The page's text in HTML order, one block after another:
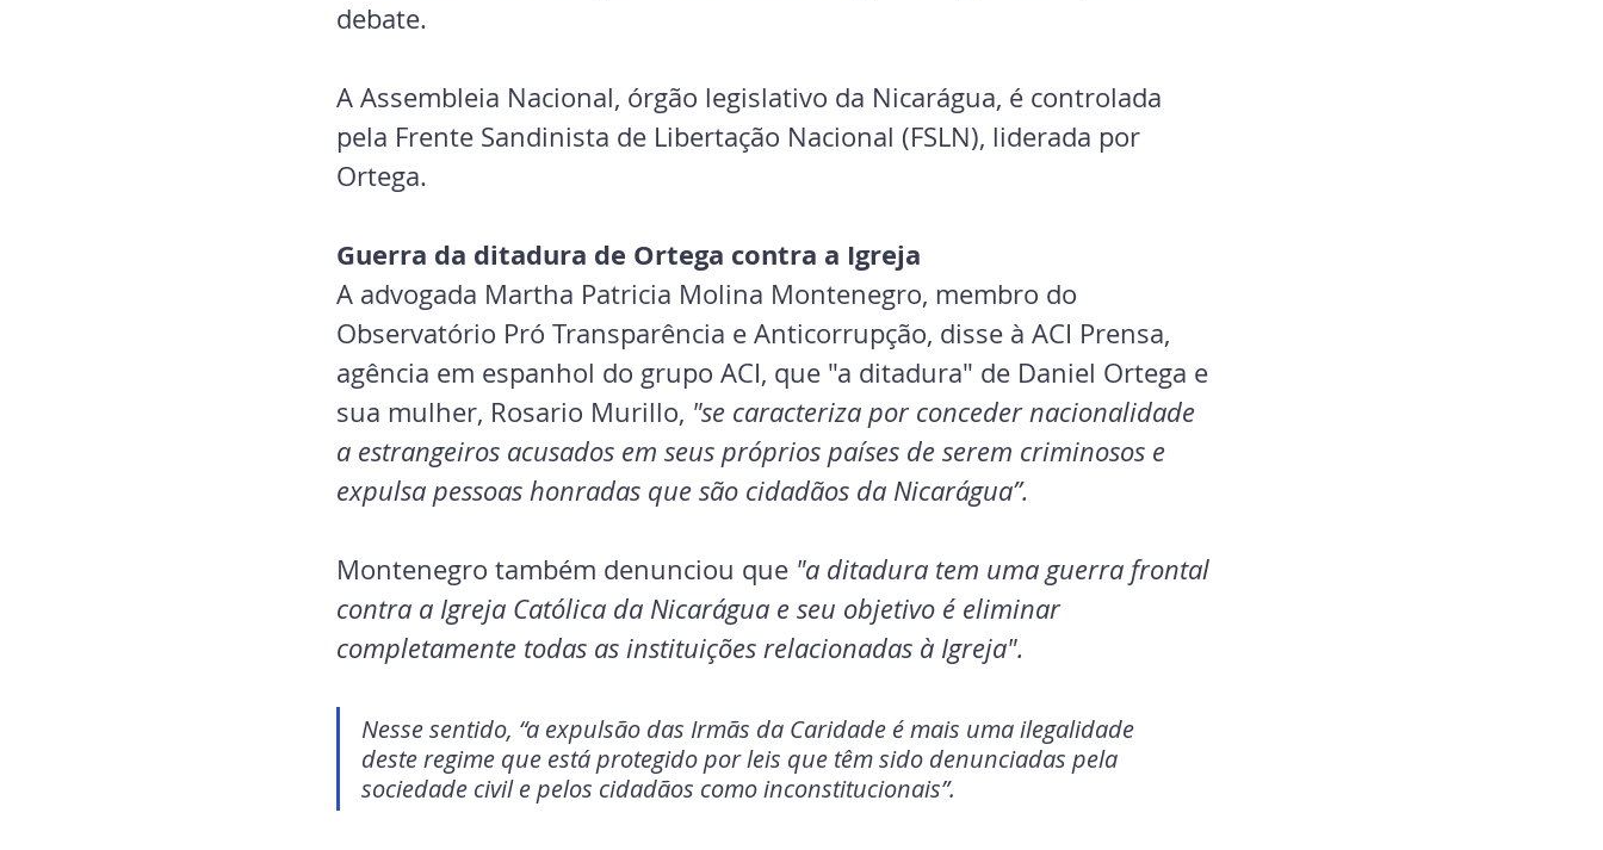
debate.
A Assembleia Nacional, órgão legislativo da Nicarágua, é controlada
pela Frente Sandinista de Libertação Nacional (FSLN), liderada por
Ortega.
Guerra da ditadura de Ortega contra a Igreja
A advogada Martha Patricia Molina Montenegro, membro do
Observatório Pró Transparência e Anticorrupção, disse à ACI Prensa,
agência em espanhol do grupo ACI, que "a ditadura" de Daniel Ortega e
sua mulher, Rosario Murillo, "se caracteriza por conceder nacionalidade
a estrangeiros acusados ​​em seus próprios países de serem criminosos e
expulsa pessoas honradas que são cidadãos da Nicarágua”.
Montenegro também denunciou que "a ditadura tem uma guerra frontal
contra a Igreja Católica da Nicarágua e seu objetivo é eliminar
completamente todas as instituições relacionadas à Igreja".
Nesse sentido, “a expulsão das Irmãs da Caridade é mais uma ilegalidade
deste regime que está protegido por leis que têm sido denunciadas pela
sociedade civil e pelos cidadãos como inconstitucionais”.